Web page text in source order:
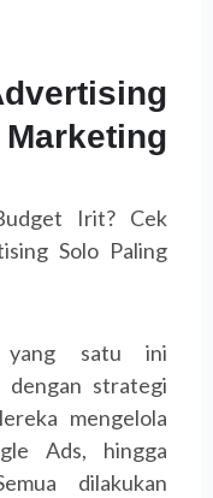
yang satu ini
dengan strategi
mengelola
Ads, hingga
dilakukan